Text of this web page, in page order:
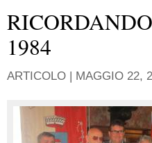
1984
ARTICOLO | MAGGIO 22,